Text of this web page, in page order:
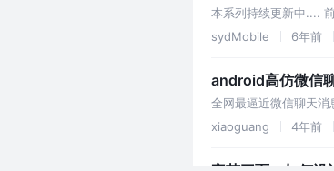
本系列持续更新中....
片。 Nine-Patch 是一
sydMobile 6年前
android高仿微信
全网最逼近微信聊天
xiaoguang
4年前